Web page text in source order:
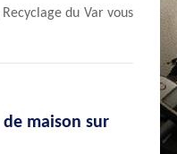
du Var vous
maison sur